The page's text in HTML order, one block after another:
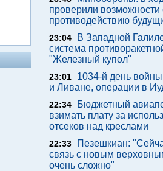
проверили
противодействию
23:04
В Западной
система
"Железный купол"
23:01
1034-й день
и Ливане, операции в
22:34
Бюджетный
взимать плату за
отсеков над креслами
22:33
Пезешкиан:
связь с новым
очень сложно"